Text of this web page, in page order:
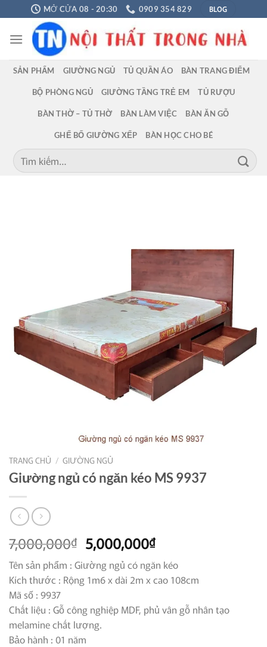
Chuyển
đến
nội
MỞ CỬA 08 - 20:30 0909 354 829 BLOG
SẢN PHẨM GIƯỜNG NGỦ TỦ QUẦN ÁO BÀN TRANG ĐIỂM
BỘ PHÒNG NGỦ GIƯỜNG TẦNG TRẺ EM TỦ RƯỢU
BÀN THỜ – TỦ THỜ BÀN LÀM VIỆC BÀN ĂN GỖ
GHẾ BỐ GIƯỜNG XẾP BÀN HỌC CHO BÉ
Tìm
kiếm:
TRANG CHỦ / GIƯỜNG NGỦ
Giường ngủ có ngăn kéo MS 9937
7,000,000₫ Giá
gốc
là:
7,000,000₫.
5,000,000₫Giá
hiện
tại
là:
5,000,000₫.
Tên sản phẩm : Giường ngủ có ngăn kéo
Kích thước : Rộng 1m6 x dài 2m x cao 108cm
Mã số : 9937
Chất liệu : Gỗ công nghiệp MDF, phủ vân gỗ nhân tạo
melamine chất lượng.
Bảo hành : 01 năm